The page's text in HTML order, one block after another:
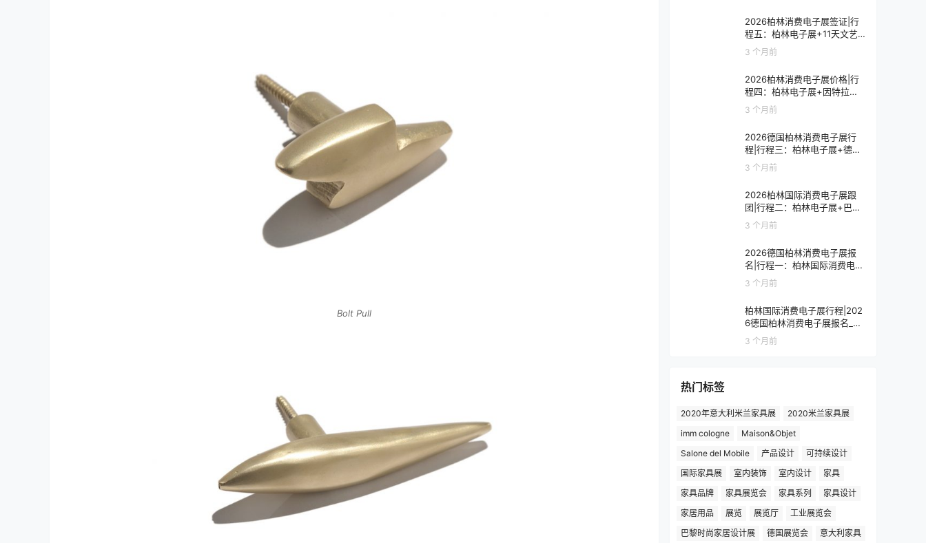
Bolt Pull
2026柏林消费电子展签证|行
程五：柏林电子展+11天文艺
复兴之旅
3 个月前
2026柏林消费电子展价格|行
程四：柏林电子展+因特拉肯1
0天浪漫之旅
3 个月前
2026德国柏林消费电子展行
程|行程三：柏林电子展+德国
9天人文之旅
3 个月前
2026柏林国际消费电子展跟
团|行程二：柏林电子展+巴黎
8天艺术之旅
3 个月前
2026德国柏林消费电子展报
名|行程一：柏林国际消费电子
展观展7天
3 个月前
柏林国际消费电子展行程|202
6德国柏林消费电子展报名_价
格_门票_签证
3 个月前
热门标签
2020年意大利米兰家具展
2020米兰家具展
imm cologne
Maison&Objet
Salone del Mobile
产品设计
可持续设计
国际家具展
室内装饰 室内设计
家具
家具品牌
家具展览会 家具系列
家具设计
家居用品
展览 展览厅
工业展览会
巴黎时尚家居设计展
德国展览会
意大利家具